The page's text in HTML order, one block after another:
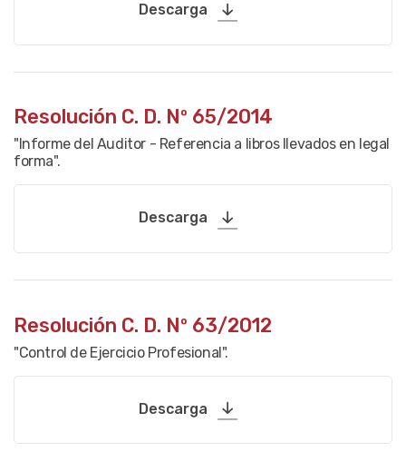
Descarga
Resolución C. D. Nº 65/2014
"Informe del Auditor - Referencia a libros llevados en legal
forma".
Descarga
Resolución C. D. Nº 63/2012
"Control de Ejercicio Profesional".
Descarga